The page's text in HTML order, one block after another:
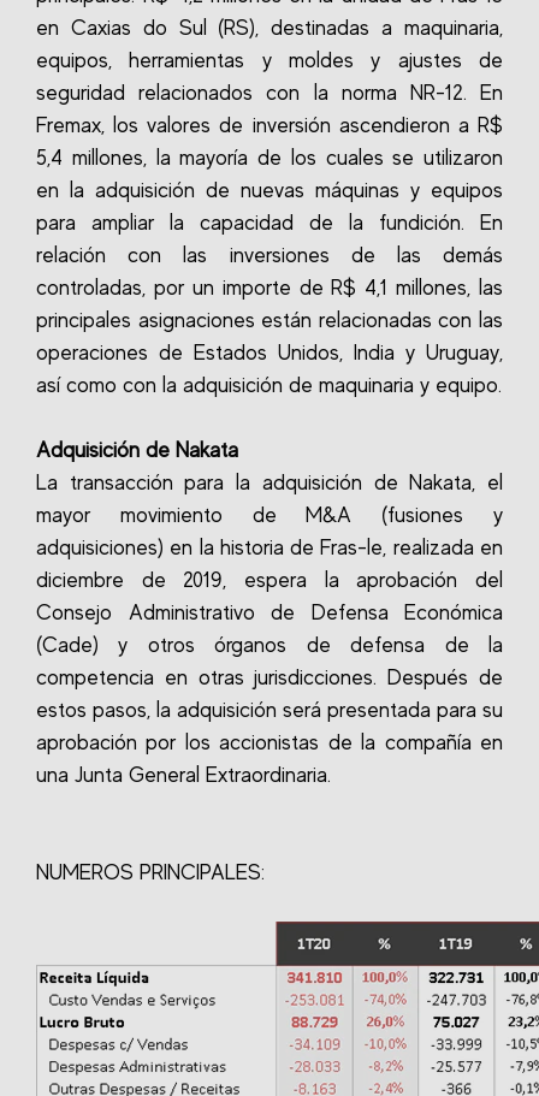
en Caxias do Sul (RS), destinadas a maquinaria,
equipos, herramientas y moldes y ajustes de
seguridad relacionados con la norma NR-12. En
Fremax, los valores de inversión ascendieron a R$
5,4 millones, la mayoría de los cuales se utilizaron
en la adquisición de nuevas máquinas y equipos
para ampliar la capacidad de la fundición. En
relación con las inversiones de las demás
controladas, por un importe de R$ 4,1 millones, las
principales asignaciones están relacionadas con las
operaciones de Estados Unidos, India y Uruguay,
así como con la adquisición de maquinaria y equipo.
Adquisición de Nakata
La transacción para la adquisición de Nakata, el
mayor movimiento de M&A (fusiones y
adquisiciones) en la historia de Fras-le, realizada en
diciembre de 2019, espera la aprobación del
Consejo Administrativo de Defensa Económica
(Cade) y otros órganos de defensa de la
competencia en otras jurisdicciones. Después de
estos pasos, la adquisición será presentada para su
aprobación por los accionistas de la compañía en
una Junta General Extraordinaria.
NUMEROS PRINCIPALES: